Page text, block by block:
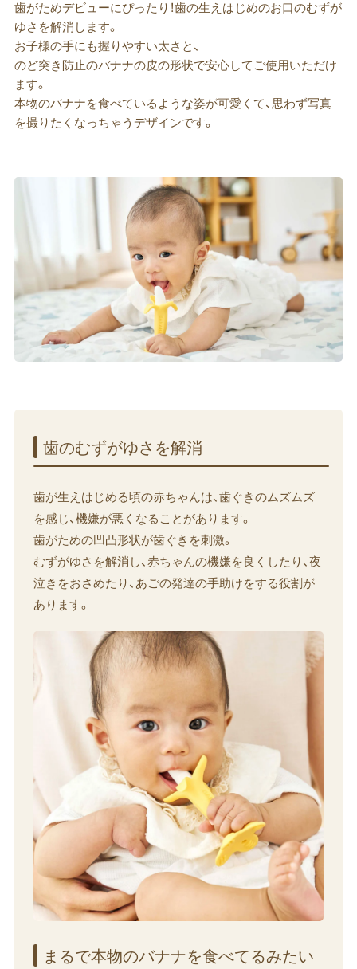
歯がためデビューにぴったり！歯の生えはじめのお口のむずが
ゆさを解消します。
お子様の手にも握りやすい太さと、
のど突き防止のバナナの皮の形状で安心してご使用いただけ
ます。
本物のバナナを食べているような姿が可愛くて、思わず写真
を撮りたくなっちゃうデザインです。
歯の​むずが​ゆさを​解消
歯が生えはじめる頃の赤ちゃんは、歯ぐきのムズムズ
を感じ、機嫌が悪くなることがあります。
歯がための凹凸形状が歯ぐきを刺激。
むずがゆさを解消し、赤ちゃんの機嫌を良くしたり、夜
泣きをおさめたり、あごの発達の手助けをする役割が
あります。
まるで​本物の​バナナを​食べてるみたい